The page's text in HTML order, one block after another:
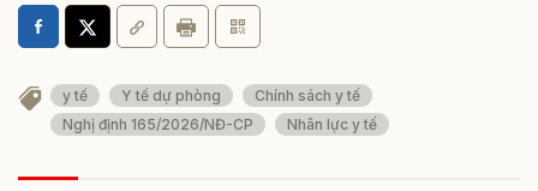
y tế Y tế dự phòng
Chính sách y tế
Nghị định 165/2026/NĐ-CP
Nhân lực y tế